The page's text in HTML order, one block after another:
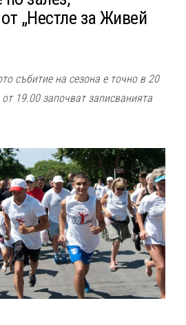
„Нестле за Живей
събитие на сезона е точно в 20
19.00 започват записванията